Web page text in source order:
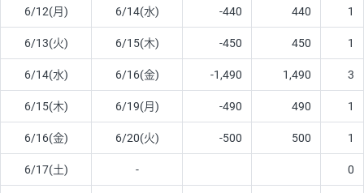
6/12(月) 6/14(水) -440 440 1
6/13(火) 6/15(木) -450 450 1
6/14(水) 6/16(金) -1,490 1,490 3
6/15(木) 6/19(月) -490 490 1
6/16(金) 6/20(火) -500 500 1
6/17(土) - 0